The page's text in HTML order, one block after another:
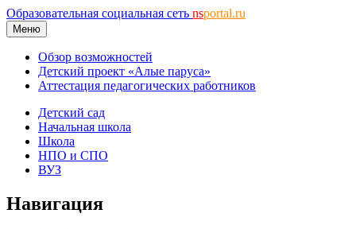
Образовательная социальная сеть nsportal.ru
Меню
Обзор возможностей
Детский проект «Алые паруса»
Аттестация педагогических работников
Детский сад
Начальная школа
Школа
НПО и СПО
ВУЗ
Навигация